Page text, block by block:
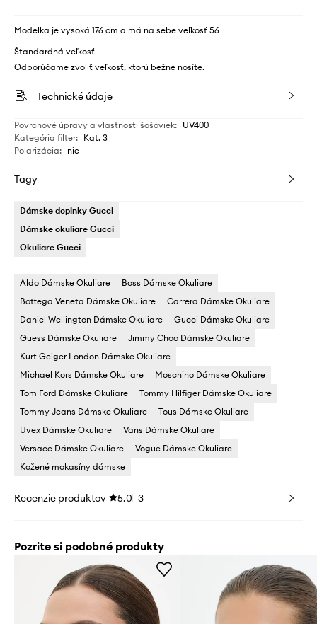
Modelka je vysoká 176 cm a má na sebe veľkosť 56
Štandardná veľkosť
Odporúčame zvoliť veľkosť, ktorú bežne nosíte.
Technické údaje
Povrchové úpravy a vlastnosti šošoviek: UV400
Kategória filter: Kat. 3
Polarizácia: nie
Tagy
Dámske doplnky Gucci
Dámske okuliare Gucci
Okuliare Gucci
Aldo Dámske Okuliare
Boss Dámske Okuliare
Bottega Veneta Dámske Okuliare
Carrera Dámske Okuliare
Daniel Wellington Dámske Okuliare
Gucci Dámske Okuliare
Guess Dámske Okuliare
Jimmy Choo Dámske Okuliare
Kurt Geiger London Dámske Okuliare
Michael Kors Dámske Okuliare
Moschino Dámske Okuliare
Tom Ford Dámske Okuliare
Tommy Hilfiger Dámske Okuliare
Tommy Jeans Dámske Okuliare
Tous Dámske Okuliare
Uvex Dámske Okuliare
Vans Dámske Okuliare
Versace Dámske Okuliare
Vogue Dámske Okuliare
Kožené mokasíny dámske
Recenzie produktov 5.0 3
Pozrite si podobné produkty